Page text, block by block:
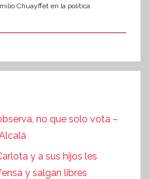
Chuayffet en la política
no que solo vota –
y a sus hijos les
y salgan libres